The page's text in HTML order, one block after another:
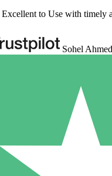
to Use with timely
Sohel Ahmed